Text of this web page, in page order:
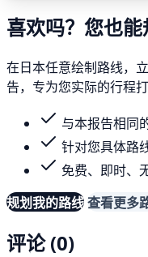
喜欢吗？您也能
在日本任意绘制路线，
告，专为您实际的行程打
与本报告相同
针对您具体路
免费、即时、
规划我的路线查看更多
评论 (0)